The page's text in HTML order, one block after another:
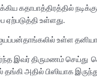
கதாபாத்திரத்தில்
ஏற்படுத்தி உள்ளது.
உள்ள தனியார்
இவர் திருமணம் செய்து
தங்கி அதில் பிஸியாக